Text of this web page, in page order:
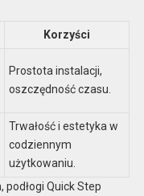
Korzyści
Prostota instalacji,
oszczędność czasu.
Trwałość i estetyka w
codziennym
użytkowaniu.
Quick Step